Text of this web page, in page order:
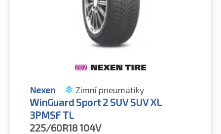
Nexen Zimní pneumatiky
WinGuard Sport 2 SUV SUV XL
3PMSF TL
225/60R18104V